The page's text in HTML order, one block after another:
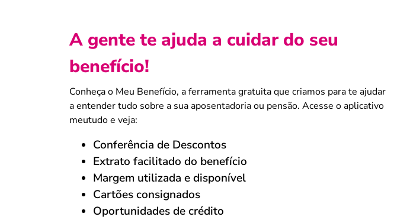
A gente te ajuda a cuidar do seu
benefício!
Conheça o Meu Benefício, a ferramenta gratuita que criamos para te ajudar
a entender tudo sobre a sua aposentadoria ou pensão. Acesse o aplicativo
meutudo e veja:
Conferência de Descontos
Extrato facilitado do benefício
Margem utilizada e disponível
Cartões consignados
Oportunidades de crédito